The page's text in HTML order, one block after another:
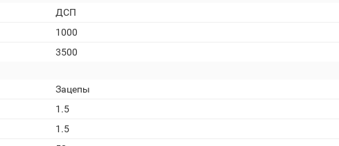
ДСП
1000
3500
Зацепы
1.5
1.5